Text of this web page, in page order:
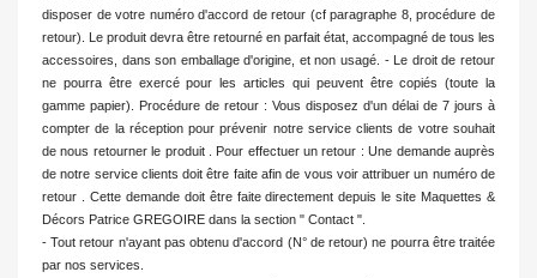
disposer de votre numéro d'accord de retour (cf paragraphe 8, procédure de
retour). Le produit devra être retourné en parfait état, accompagné de tous les
accessoires, dans son emballage d'origine, et non usagé. - Le droit de retour
ne pourra être exercé pour les articles qui peuvent être copiés (toute la
gamme papier). Procédure de retour : Vous disposez d'un délai de 7 jours à
compter de la réception pour prévenir notre service clients de votre souhait
de nous retourner le produit . Pour effectuer un retour : Une demande auprès
de notre service clients doit être faite afin de vous voir attribuer un numéro de
retour . Cette demande doit être faite directement depuis le site Maquettes &
Décors Patrice GREGOIRE dans la section " Contact ".
- Tout retour n'ayant pas obtenu d'accord (N° de retour) ne pourra être traitée
par nos services.